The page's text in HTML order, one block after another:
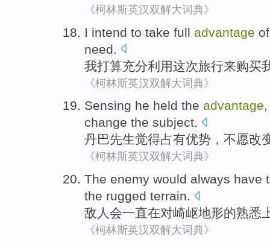
《柯林斯英汉双解大词典》
I intend to take full advantage of
need
我打算充分利用这次旅行来购买
《柯林斯英汉双解大词典》
Sensing he held the advantage
change the subject.
丹巴先生觉得占有优势 ，不愿改
《柯林斯英汉双解大词典》
The enemy would always have
the rugged terrain.
敌人 会一直在对崎岖地形的熟悉
《柯林斯英汉双解大词典》